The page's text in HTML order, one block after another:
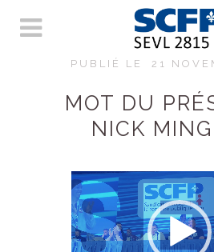
PUBLIÉ LE 21
MOT DU
NICK
Lecteur
vidéo